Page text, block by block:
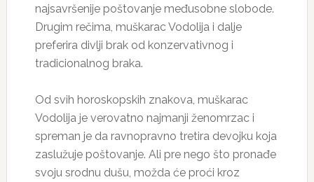
najsavršenije poštovanje međusobne slobode.
Drugim rečima, muškarac Vodolija i dalje
preferira divlji brak od konzervativnog i
tradicionalnog braka.
Od svih horoskopskih znakova, muškarac
Vodolija je verovatno najmanji ženomrzac i
spreman je da ravnopravno tretira devojku koja
zaslužuje poštovanje. Ali pre nego što pronađe
svoju srodnu dušu, možda će proći kroz